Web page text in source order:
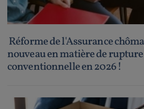
Réforme de l'Assurance
nouveau en matière de rupture
conventionnelle en 2026 !